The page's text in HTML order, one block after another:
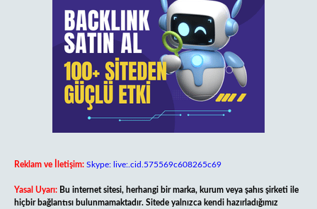
Reklam ve İletişim: Skype: live:.cid.575569c608265c69
Yasal Uyarı: Bu internet sitesi, herhangi bir marka, kurum veya şahıs şirketi ile
hiçbir bağlantısı bulunmamaktadır. Sitede yalnızca kendi hazırladığımız